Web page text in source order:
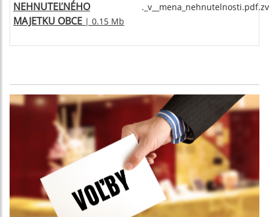
NEHNUTEĽNÉHO
MAJETKU OBCE | 0.15 Mb